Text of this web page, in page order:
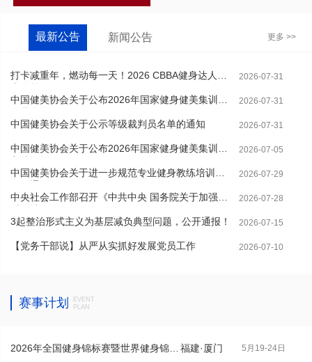
最新公告 新闻公告 更多 >>
打卡减重年，燃动每一天！2026 CBBA健身达人线
上体能...
2026-07-31
中国健美协会关于公布2026年国家健身健美集训队
人员名单...
2026-07-31
中国健美协会关于公示等级裁判员名单的通知 2026-07-31
中国健美协会关于公布2026年国家健身健美集训队
入选资格...
2026-07-05
中国健美协会关于进一步规范专业健身教练培训工
作的通知
2026-07-29
中央社会工作部召开《中共中央 国务院关于加强新
时代社会...
2026-07-28
3起整治形式主义为基层减负典型问题，公开通报！ 2026-07-15
【党务干部说】从严从实抓好发展党员工作 2026-07-10
赛事计划
EVENT
PLAN
2026年全国健身锦标赛暨世界健身锦标 福建·厦门 5月19-24日